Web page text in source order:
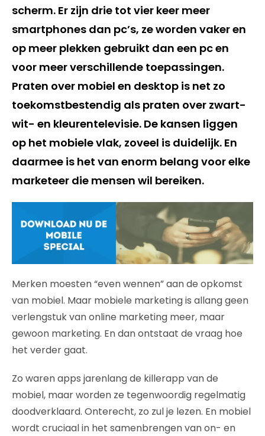
scherm. Er zijn drie tot vier keer meer
smartphones dan pc’s, ze worden vaker en
op meer plekken gebruikt dan een pc en
voor meer verschillende toepassingen.
Praten over mobiel en desktop is net zo
toekomstbestendig als praten over zwart-
wit- en kleurentelevisie. De kansen liggen
op het mobiele vlak, zoveel is duidelijk. En
daarmee is het van enorm belang voor elke
marketeer die mensen wil bereiken.
Merken moesten “even wennen” aan de opkomst
van mobiel. Maar mobiele marketing is allang geen
verlengstuk van online marketing meer, maar
gewoon marketing. En dan ontstaat de vraag hoe
het verder gaat.
Zo waren apps jarenlang de killerapp van de
mobiel, maar worden ze tegenwoordig regelmatig
doodverklaard. Onterecht, zo zul je lezen. En mobiel
wordt cruciaal in het samenbrengen van on- en